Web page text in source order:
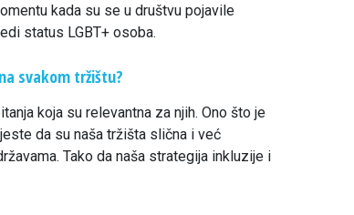
kada su se u društvu pojavile
status LGBT+ osoba.
svakom tržištu?
koja su relevantna za njih. Ono što je
da su naša tržišta slična i već
Tako da naša strategija inkluzije i